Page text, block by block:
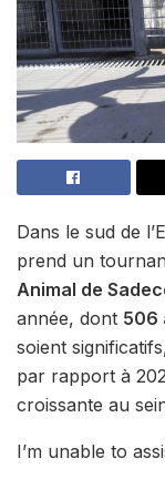
Dans le sud de
prend un
Animal de
année, dont 506
soient
par rapport à
croissante au
I’m unable to